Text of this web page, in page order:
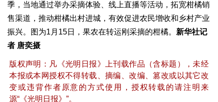
季，当地通过举办采摘体验、线上直播等活动，拓宽柑橘销
售渠道，推动柑橘出村进城，有效促进农民增收和乡村产业
振兴。图为1月15日，果农在转运刚采摘的柑橘。 新华社记
者 唐奕摄
版权声明：凡《光明日报》上刊载作品（含标题），未经
本报或本网授权不得转载、摘编、改编、篡改或以其它改
变或违背作者原意的方式使用，授权转载的请注明来
源“《光明日报》”。